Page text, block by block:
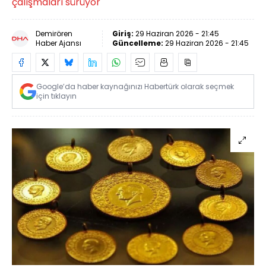
Demirören
Haber Ajansı
Giriş: 29 Haziran 2026 - 21:45
Güncelleme: 29 Haziran 2026 - 21:45
Google’da haber kaynağınızı Habertürk olarak seçmek
için tıklayın